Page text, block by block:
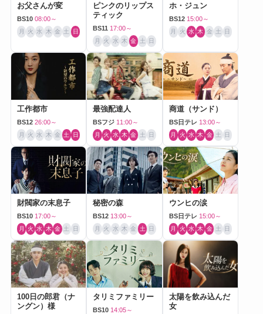
お父さんが変
BS10 08:00～
月 火 水 木 金 土 日
ピンクのリップス
ティック
BS11 17:00～
月 火 水 木 金 土 日
ホ・ジュン
BS12 15:00～
月 火 水 木 金 土 日
工作都市
BS12 26:00～
月 火 水 木 金 土 日
最強配達人
BSフジ 11:00～
月 火 水 木 金 土 日
商道（サンド）
BS日テレ 13:00～
月 火 水 木 金 土 日
財閥家の末息子
BS10 17:00～
月 火 水 木 金 土 日
秘密の森
BS12 13:00～
月 火 水 木 金 土 日
ウンヒの涙
BS日テレ 15:00～
月 火 水 木 金 土 日
100日の郎君（ナ
ングン）様
タリミファミリー
BS10 14:05～
太陽を飲み込んだ
女